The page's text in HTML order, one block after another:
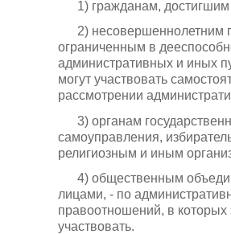
1) гражданам,
2) несовершеннолетним
ограниченным в
административных и иных
могут участвовать
рассмотрении
3) органам
самоуправления,
религиозным и иным
4) общественным
лицами, - по
правоотношений, в которых
участвовать.